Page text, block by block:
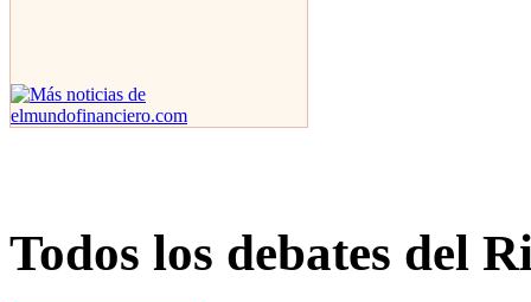
Todos los debates del